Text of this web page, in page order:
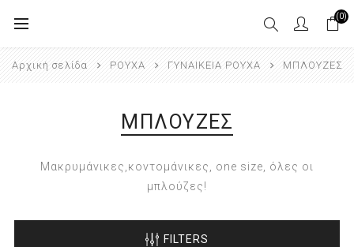
(0)
Αρχική σελίδα ΡΟΥΧΑ ΓΥΝΑΙΚΕΙΑ ΡΟΥΧΑ ΜΠΛΟΥΖΕΣ
ΜΠΛΟΥΖΕΣ
Μακρυμάνικες,κοντομάνικες, one size, όλες οι
μπλούζες!
FILTERS